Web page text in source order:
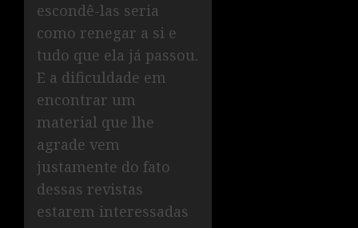
escondê-las seria
como renegar a si e
tudo que ela já passou.
E a dificuldade em
encontrar um
material que lhe
agrade vem
justamente do fato
dessas revistas
estarem interessadas